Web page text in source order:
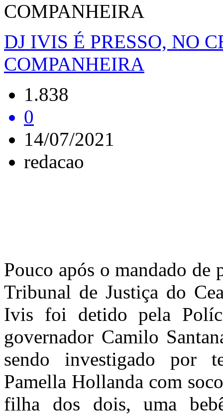
COMPANHEIRA
DJ IVIS É PRESSO, NO
COMPANHEIRA
1.838
0
14/07/2021
redacao
Pouco após o mandado
Tribunal de Justiça do
Ivis foi detido pela
governador Camilo
sendo investigado por
Pamella Hollanda com
filha dos dois, uma